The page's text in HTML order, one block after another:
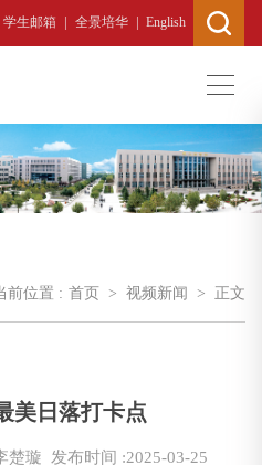
学生邮箱 | 全景培华 | English
前位置 : 首页 > 视频新闻 > 正文
美日落打卡点
楚璇 发布时间 :2025-03-25